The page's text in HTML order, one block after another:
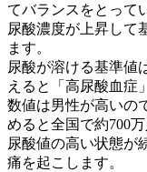
てバランスをとって
尿酸濃度が上昇して
ます。
尿酸が溶ける基準値
えると「高尿酸血症
数値は男性が高いの
めると全国で約700
尿酸値の高い状態が
痛を起こします。